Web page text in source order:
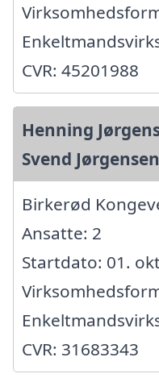
CVR: 45201988
Henning
Svend Jørgensen
Birkerød
Ansatte: 2
Startdato: 01.
CVR: 31683343